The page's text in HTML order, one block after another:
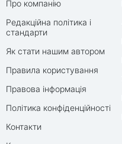
Про компанію
Редакційна політика і
стандарти
Як стати нашим автором
Правила користування
Правова інформація
Політика конфіденційності
Контакти